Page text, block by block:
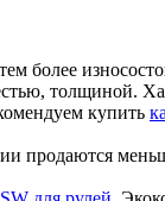
толщиной.
купить
продаются